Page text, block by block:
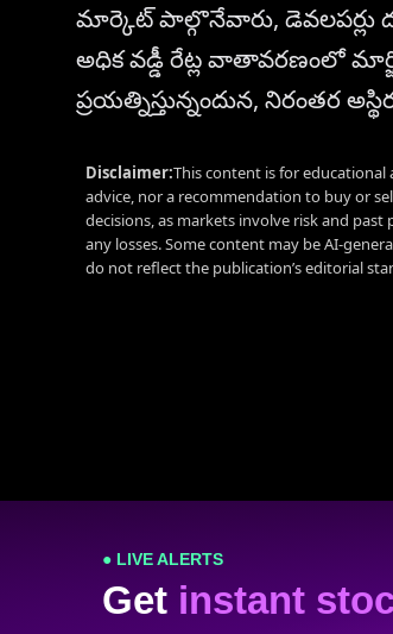
మార్కెట్ పాల్గొనేవారు, డెవలపర్లు
అధిక వడ్డీ రేట్ల వాతావరణంలో
ప్రయత్నిస్తున్నందున, నిరంతర
Disclaimer:This content is for
advice, nor a recommendation to buy or
decisions, as markets involve risk and
any losses. Some content may be AI-
do not reflect the publication’s editorial
● LIVE ALERTS
Get instant